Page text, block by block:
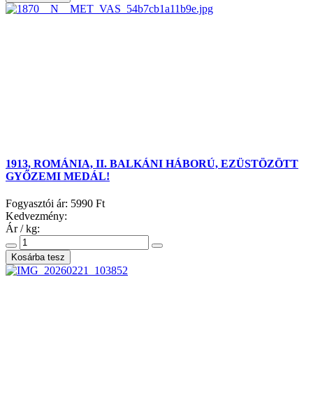
1913, ROMÁNIA, II. BALKÁNI HÁBORÚ, EZÜSTÖZÖTT
GYŐZEMI MEDÁL!
Fogyasztói ár: 5990 Ft
Kedvezmény:
Ár / kg: